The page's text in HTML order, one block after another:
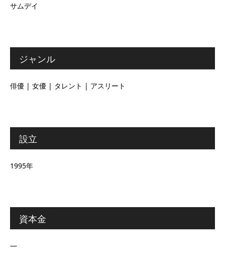
サムデイ
ジャンル
俳優 | 女優 | タレント | アスリート
設立
1995年
資本金
―